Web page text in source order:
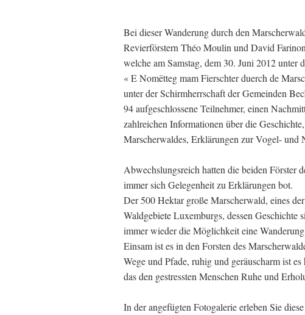
Bei dieser Wanderung durch den
Revierförstern Théo Moulin und David
welche am Samstag, dem 30. Juni 2012 unter
« E Nomëtteg mam Fierschter duerch de
unter der Schirmherrschaft der Gemeinden
94 aufgeschlossene Teilnehmer, einen
zahlreichen Informationen über die
Marscherwaldes, Erklärungen zur Vogel- und
Abwechslungsreich hatten die beiden Förster
immer sich Gelegenheit zu Erklärungen bot.
Der 500 Hektar große Marscherwald, eines
Waldgebiete Luxemburgs, dessen
immer wieder die Möglichkeit eine
Einsam ist es in den Forsten des
Wege und Pfade, ruhig und geräuscharm ist
das den gestressten Menschen Ruhe und
In der angefügten Fotogalerie erleben Sie